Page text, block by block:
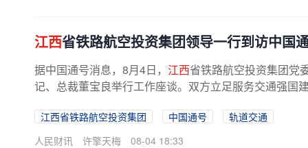
江西省铁路航空投资集团领导一行到访中国
据中国通号消息，8月4日， 江西省铁路航空投资集团党
记、总裁董宝良举行工作座谈。双方立足服务交通强国
江西省铁路航空投资集团 中国通号
轨道交通
人民财讯
许擎天梅 08-04 18:33